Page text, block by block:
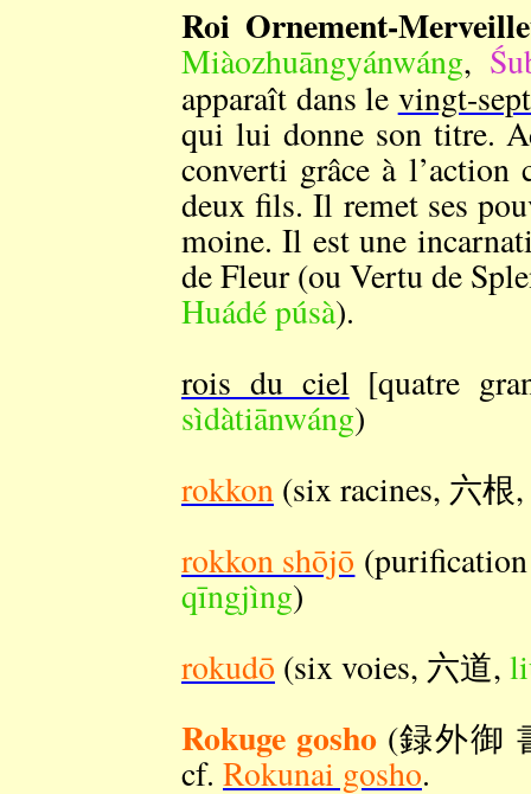
Roi Ornement-
Miàozhuāngyánwáng,
apparaît dans le vingt-
qui lui donne son titre.
converti grâce à l’action
deux fils. Il remet ses
moine. Il est une
de Fleur (ou Vertu de
Huádé púsà).
rois du ciel [quatre
sìdàtiānwáng)
rokkon (six racines, 六根,
rokkon shōjō
qīngjìng)
rokudō (six voies, 六道,
Rokuge gosho(録外御
cf. Rokunai gosho.